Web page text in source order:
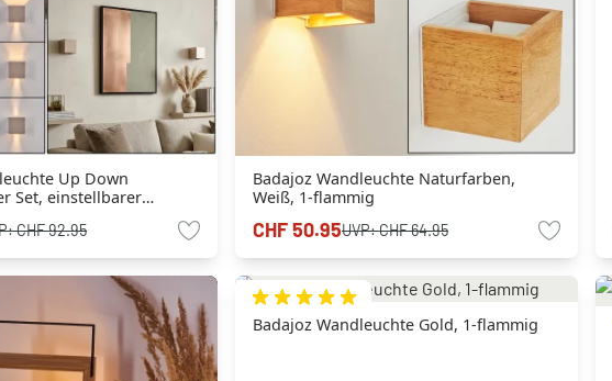
Up Down
Set, einstellbarer
CHF 92.95
Badajoz Wandleuchte Naturfarben,
Weiß, 1-flammig
CHF 50.95UVP:CHF 64.95
Badajoz Wandleuchte Gold, 1-flammig